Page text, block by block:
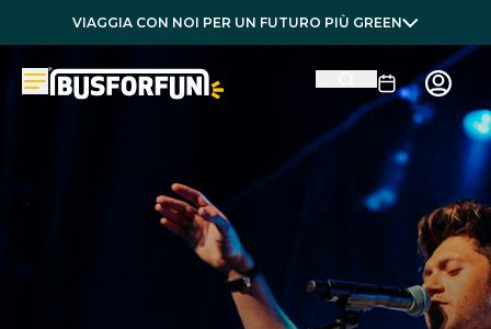
VIAGGIA CON NOI PER UN FUTURO PIÙ GREEN